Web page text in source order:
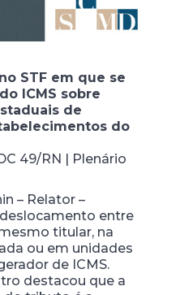
STF em que se
ICMS sobre
de
do
49/RN | Plenário
– Relator –
entre
titular, na
ou em unidades
de ICMS.
destacou que a